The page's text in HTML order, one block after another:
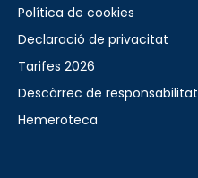
Política de cookies
Declaració de privacitat
Tarifes 2026
Descàrrec de responsabilitat
Hemeroteca